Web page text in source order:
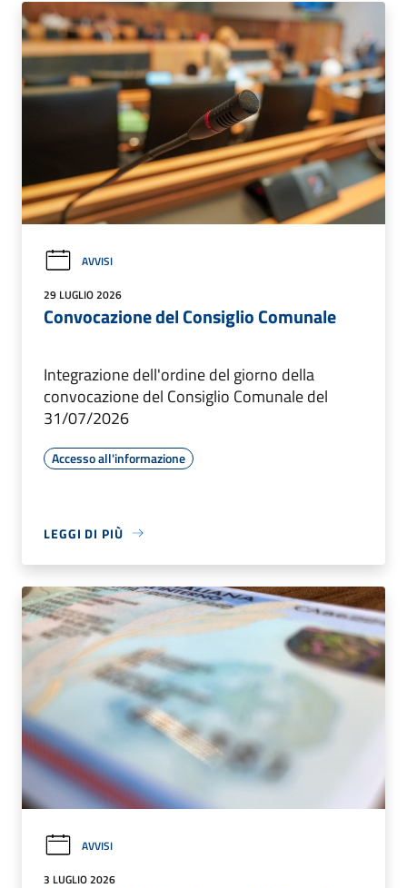
AVVISI
29 LUGLIO 2026
Convocazione del Consiglio Comunale
Integrazione dell'ordine del giorno della
convocazione del Consiglio Comunale del
31/07/2026
Accesso all'informazione
LEGGI DI PIÙ
AVVISI
3 LUGLIO 2026